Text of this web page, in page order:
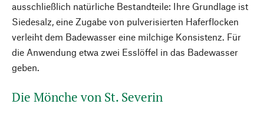
ausschließlich natürliche Bestandteile: Ihre Grundlage ist
Siedesalz, eine Zugabe von pulverisierten Haferflocken
verleiht dem Badewasser eine milchige Konsistenz. Für
die Anwendung etwa zwei Esslöffel in das Badewasser
geben.
Die Mönche von St. Severin